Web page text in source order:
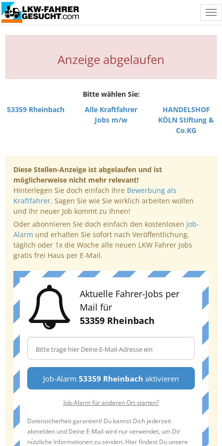
Anzeige abgelaufen
Bitte wählen Sie:
53359 Rheinbach
Alle Kraftfahrer
Jobs m/w
HANDELSHOF
KÖLN Stiftung &
Co.KG
Diese Stellen-Anzeige ist abgelaufen und ist
möglicherweise nicht mehr relevant!
Hinterlegen Sie doch einfach Ihre Bewerbung als
Kraftfahrer. Sagen Sie wie Sie wirklich arbeiten wollen
und Ihr neuer Job kommt zu Ihnen!
Oder abonnieren Sie doch einfach den kostenlosen Job-
Alarm und erhalten Sie sofort nach Veröffentlichung,
täglich oder 1x die Woche alle neuen LKW Fahrer Jobs
gratis frei Haus per E-Mail.
Aktuelle Fahrer-Jobs per
Mail für
53359 Rheinbach
Job-Alarm 53359 Rheinbach aktivieren
Job-Alarm für anderen Ort starten?
Datensicherheit garantiert! Du kannst Dich jederzeit
abmelden und Deine E-Mail wird nur verwendet, um Dir
nützliche Informationen zu senden. Hier findest Du unsere